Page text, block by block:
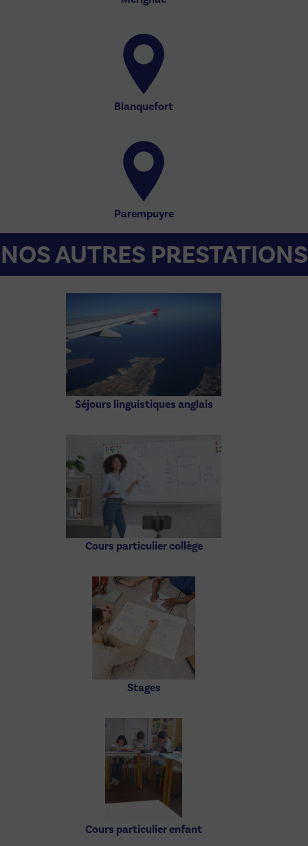
Blanquefort
Parempuyre
NOS AUTRES PRESTATIONS
Séjours linguistiques anglais
Cours particulier collège
Stages
Cours particulier enfant